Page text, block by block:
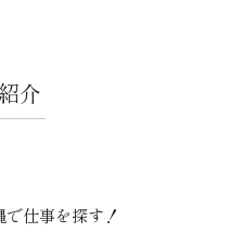
介
で仕事を探す！